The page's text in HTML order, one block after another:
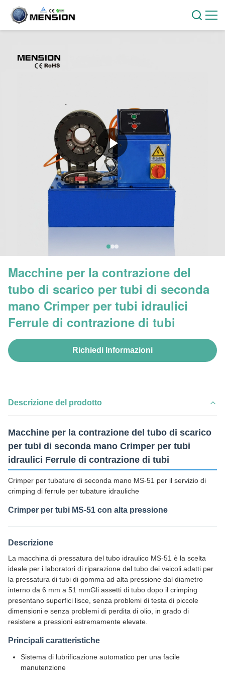
Macchine per la contrazione del
tubo di scarico per tubi di seconda
mano Crimper per tubi idraulici
Ferrule di contrazione di tubi
Richiedi Informazioni
Descrizione del prodotto
Macchine per la contrazione del tubo di scarico
per tubi di seconda mano Crimper per tubi
idraulici Ferrule di contrazione di tubi
Crimper per tubature di seconda mano MS-51 per il servizio di
crimping di ferrule per tubature idrauliche
Crimper per tubi MS-51 con alta pressione
Descrizione
La macchina di pressatura del tubo idraulico MS-51 è la scelta
ideale per i laboratori di riparazione del tubo dei veicoli.adatti per
la pressatura di tubi di gomma ad alta pressione dal diametro
interno da 6 mm a 51 mmGli assetti di tubo dopo il crimping
presentano superfici lisce, senza problemi di testa di piccole
dimensioni e senza problemi di perdita di olio, in grado di
resistere a pressioni estremamente elevate.
Principali caratteristiche
Sistema di lubrificazione automatico per una facile
manutenzione